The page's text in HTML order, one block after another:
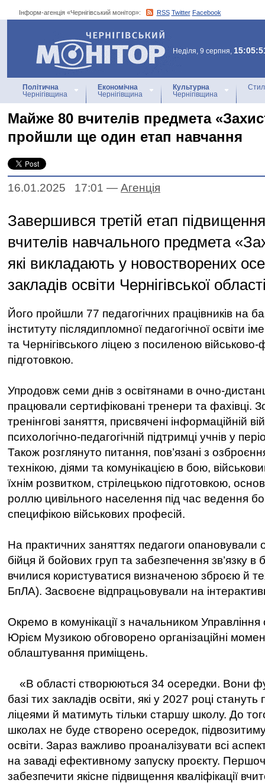
Інформ-агенція «Чернігівський монітор»: RSS Twitter Facebook
Інформ-агенція
«Чернігівський монітор»
Неділя, 9 серпня,
Політична
Чернігівщина
Економічна
Чернігівщина
Культурна
Чернігівщина
Майже 80 вчителів предмета
пройшли ще один етап навчання
16.01.2025 17:01 — Агенцiя
Завершився третій етап підвищення
вчителів навчального предмета
які викладають у новостворених
закладів освіти Чернігівської
Його пройшли 77 педагогічних працівників на
інституту післядипломної педагогічної освіти
та Чернігівського ліцею з посиленою
підготовкою.
Упродовж семи днів з освітянами в очно-
працювали сертифіковані тренери та фахівці.
тренінгові заняття, присвячені інформаційній
психологічно-педагогічній підтримці учнів у
Також розглянуто питання, пов’язані з
технікою, діями та комунікацією в бою,
їхнім розвитком, стрілецькою підготовкою,
роллю цивільного населення під час ведення
специфікою військових професій.
На практичних заняттях педагоги
бійця й бойових груп та забезпечення зв’язку
вчилися користуватися визначеною зброєю й
БпЛА). Засвоєне відпрацьовували на
Окремо в комунікації з начальником Управління
Юрієм Музикою обговорено організаційні
облаштування приміщень.
«В області створюються 34 осередки. Вони
базі тих закладів освіти, які у 2027 році
ліцеями й матимуть тільки старшу школу. До
школах не буде створено осередок,
освіти. Зараз важливо проаналізувати всі
на заваді ефективному запуску проєкту.
забезпечити якісне підвищення кваліфікації